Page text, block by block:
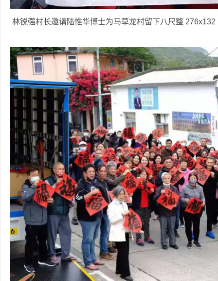
林锐强村长邀请陆惟华博士为马草龙村留下八尺整 276x132